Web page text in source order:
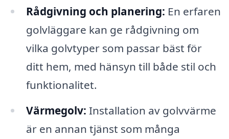
Rådgivning och planering: En erfaren
golvläggare kan ge rådgivning om
vilka golvtyper som passar bäst för
ditt hem, med hänsyn till både stil och
funktionalitet.
Värmegolv: Installation av golvvärme
är en annan tjänst som många